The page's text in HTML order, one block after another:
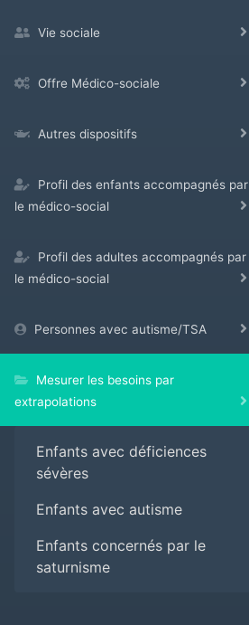
Vie sociale
Offre Médico-sociale
Autres dispositifs
Profil des enfants accompagnés par
le médico-social
Profil des adultes accompagnés par
le médico-social
Personnes avec autisme/TSA
Mesurer les besoins par
extrapolations
Enfants avec déficiences
sévères
Enfants avec autisme
Enfants concernés par le
saturnisme